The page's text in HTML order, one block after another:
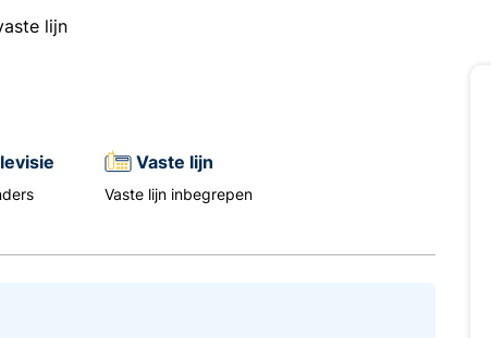
lijn
Vaste lijn
Vaste lijn inbegrepen